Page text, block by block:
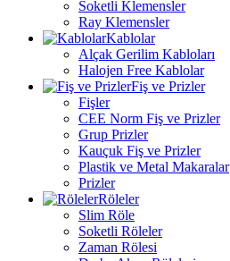
Soketli Klemensler
Ray Klemensler
Kablolar
Alçak Gerilim Kabloları
Halojen Free Kablolar
Fiş ve Prizler
Fişler
CEE Norm Fiş ve Prizler
Grup Prizler
Kauçuk Fiş ve Prizler
Plastik ve Metal Makaralar
Prizler
Röleler
Slim Röle
Soketli Röleler
Zaman Rölesi